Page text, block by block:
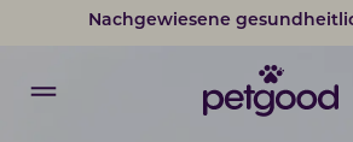
Nachgewiesene
15% Rabatt auf alle